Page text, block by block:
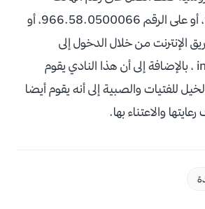
966.55.5757275، أو على الرقم 966.58.0500066، أو
من خلال الدخول إلى
، بالإضافة إلى أن هذا النادي يقوم
للفتيات والصبية إلى أنه يقوم أيضا
والاعتناء بها.